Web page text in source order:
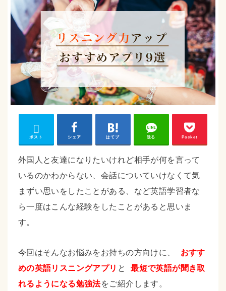
ポスト シェア はてブ 送る Pocket
外国人と友達になりたいけれど相手が何を言って
いるのかわからない、会話についていけなくて気
まずい思いをしたことがある、など英語学習者な
ら一度はこんな経験をしたことがあると思いま
す。
今回はそんなお悩みをお持ちの方向けに、
おすす
めの英語リスニングアプリ と
最短で英語が聞き取
れるようになる勉強法をご紹介します。